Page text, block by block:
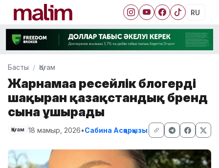
RU
Басты Қоғам
Жарнамаға ресейлік блогерді
шақырған қазақстандық бренд
сынға ұшырады
Қоғам 18 мамыр, 2026•Сабина Асқарқызы